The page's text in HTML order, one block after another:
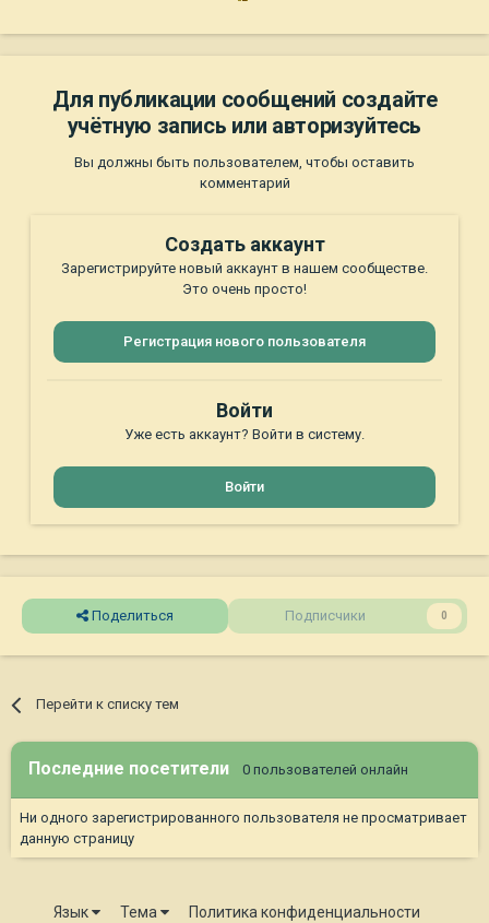
Для публикации сообщений создайте
учётную запись или авторизуйтесь
Вы должны быть пользователем, чтобы оставить
комментарий
Создать аккаунт
Зарегистрируйте новый аккаунт в нашем сообществе.
Это очень просто!
Регистрация нового пользователя
Войти
Уже есть аккаунт? Войти в систему.
Войти
Поделиться Подписчики 0
Перейти к списку тем
Последние посетители 0 пользователей онлайн
Ни одного зарегистрированного пользователя не просматривает
данную страницу
Язык Тема Политика конфиденциальности